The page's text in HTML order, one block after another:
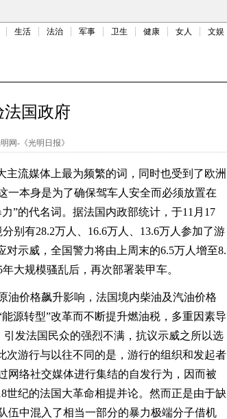
生活 法治 军事 卫生 健康 女人 文娱
法国政府
网-《光明日报》
流媒体上最为频繁的词，同时也受到了欧洲
一本身是为了确保驾车人安全而必须放置在
”的代名词。据法国内政部统计，于11月17
别有28.2万人、16.6万人、13.6万人参加了游
示威，全国警力将由上周末的6.5万人增至8.
大规模骚乱后，再次部署装甲车。
价格飙升影响，法国境内柴油及汽油价格
源转型”改革而不断提升燃油税，多重因素导
发法国民众的强烈不满，抗议示威之所以选
次游行与以往不同的是，游行的组织和发起者
网络社交媒体进行集结的自发行为，因而被
世纪的法国大革命相提并论。然而正是由于缺
伍中混入了相当一部分的暴力极端分子借机